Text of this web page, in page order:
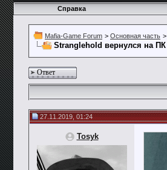
Справка
Mafia-Game Forum > Основная часть >
Stranglehold вернулся на ПК
Ответ
27.11.2019, 01:24
Tosyk